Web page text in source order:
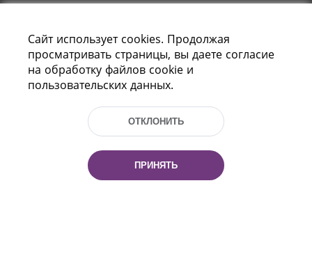
Пр-т Независимости 116
г. Минск, Республика Беларусь, 220114
Тел.: (+375 17) 368 37 37, Факс: (+375 17)
Эл. почта: inbox@nlb.by
Сайт использует cookies. Продолжая
просматривать страницы, вы даете согласие
на обработку файлов cookie и
пользовательских данных.
ОТКЛОНИТЬ
ПРИНЯТЬ